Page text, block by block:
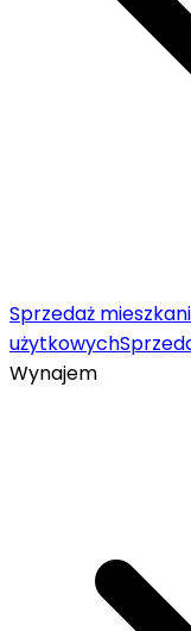
Sprzedaż
użytkowych
Wynajem